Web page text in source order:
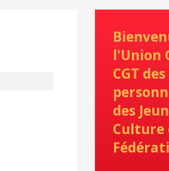
l'Union
CGT
des
Culture